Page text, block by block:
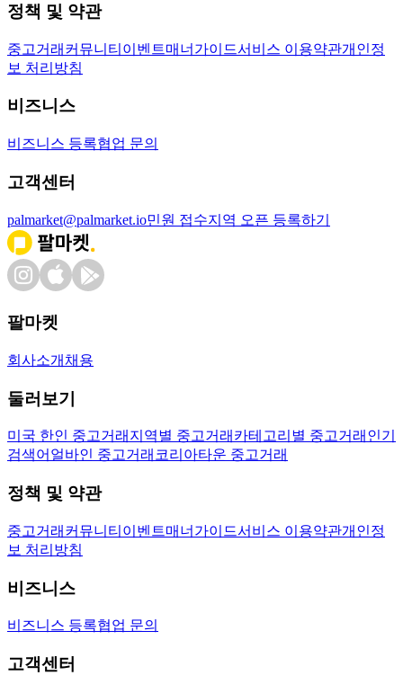
정책 및 약관
중고거래 커뮤니티 이벤트매너가이드서비스 이용약관개인정
보 처리방침
비즈니스
비즈니스 등록협업 문의
고객센터
palmarket@palmarket.io민원 접수지역 오픈 등록하기
팔마켓
회사소개 채용
둘러보기
미국 한인 중고거래 지역별 중고거래 카테고리별 중고거래 인기
검색어 얼바인 중고거래 코리아타운 중고거래
정책 및 약관
중고거래 커뮤니티 이벤트매너가이드서비스 이용약관개인정
보 처리방침
비즈니스
비즈니스 등록협업 문의
고객센터